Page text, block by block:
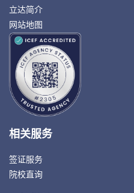
立达简介
网站地图
相关服务
签证服务
院校直询